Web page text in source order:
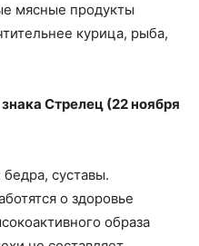
мясные продукты
курица, рыба,
Стрелец (22 ноября
суставы.
о здоровье
образа